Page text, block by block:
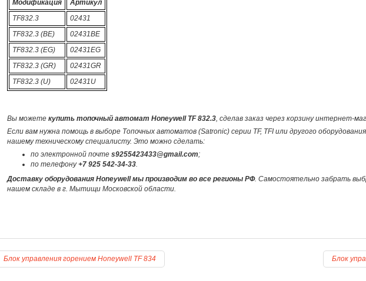
Модификация
Артикул
TF832.3
02431
TF832.3 (BE)
02431BE
TF832.3 (EG)
02431EG
TF832.3 (GR)
02431GR
TF832.3 (U)
02431U
Вы можете купить топочный автомат Honeywell TF 832.3, сделав заказ через корзину интернет-
Если вам нужна помощь в выборе Топочных автоматов (Satronic) серии TF, TFI или другого
нашему техническому специалисту. Это можно сделать:
по электронной почте s9255423433@gmail.com;
по телефону+7 925 542-34-33.
Доставку оборудования Honeywell мы производим во все регионы РФ. Самостоятельно забрать
нашем складе в г. Мытищи Московской области.
Блок управления горением Honeywell TF 834 Блок